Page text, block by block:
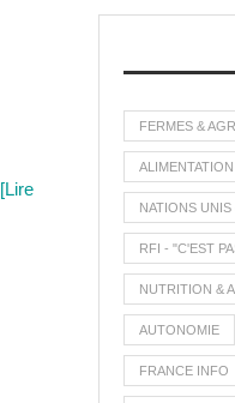
[Lire
FERMES &
NATIONS UNIS
RFI - "C'EST
NUTRITION &
AUTONOMIE
FRANCE INFO